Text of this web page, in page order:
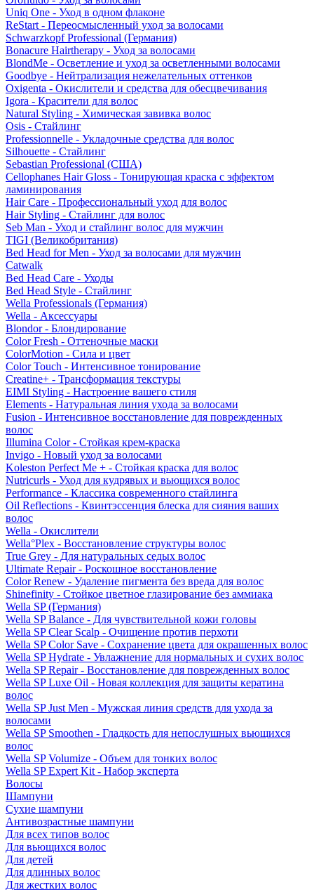
Uniq One - Уход в одном флаконе
ReStart - Переосмысленный уход за волосами
Schwarzkopf Professional (Германия)
Bonacure Hairtherapy - Уход за волосами
BlondMe - Осветление и уход за осветленными волосами
Goodbye - Нейтрализация нежелательных оттенков
Oxigenta - Окислители и средства для обесцвечивания
Igora - Красители для волос
Natural Styling - Химическая завивка волос
Osis - Стайлинг
Professionnelle - Укладочные средства для волос
Silhouette - Стайлинг
Sebastian Professional (США)
Cellophanes Hair Gloss - Тонирующая краска с эффектом
ламинирования
Hair Care - Профессиональный уход для волос
Hair Styling - Стайлинг для волос
Seb Man - Уход и стайлинг волос для мужчин
TIGI (Великобритания)
Bed Head for Men - Уход за волосами для мужчин
Catwalk
Bed Head Care - Уходы
Bed Head Style - Стайлинг
Wella Professionals (Германия)
Wella - Аксессуары
Blondor - Блондирование
Color Fresh - Оттеночные маски
ColorMotion - Сила и цвет
Color Touch - Интенсивное тонирование
Creatine+ - Трансформация текстуры
EIMI Styling - Настроение вашего стиля
Elements - Натуральная линия ухода за волосами
Fusion - Интенсивное восстановление для поврежденных
волос
Illumina Color - Стойкая крем-краска
Invigo - Новый уход за волосами
Koleston Perfect Me + - Стойкая краска для волос
Nutricurls - Уход для кудрявых и вьющихся волос
Performance - Классика современного стайлинга
Oil Reflections - Квинтэссенция блеска для сияния ваших
волос
Wella - Окислители
Wella°Plex - Восстановление структуры волос
True Grey - Для натуральных седых волос
Ultimate Repair - Роскошное восстановление
Color Renew - Удаление пигмента без вреда для волос
Shinefinity - Стойкое цветное глазирование без аммиака
Wella SP (Германия)
Wella SP Balance - Для чувствительной кожи головы
Wella SP Clear Scalp - Очищение против перхоти
Wella SP Color Save - Сохранение цвета для окрашенных волос
Wella SP Hydrate - Увлажнение для нормальных и сухих волос
Wella SP Repair - Восстановление для поврежденных волос
Wella SP Luxe Oil - Новая коллекция для защиты кератина
волос
Wella SP Just Men - Мужская линия средств для ухода за
волосами
Wella SP Smoothen - Гладкость для непослушных вьющихся
волос
Wella SP Volumize - Объем для тонких волос
Wella SP Expert Kit - Набор эксперта
Волосы
Шампуни
Сухие шампуни
Антивозрастные шампуни
Для всех типов волос
Для вьющихся волос
Для детей
Для длинных волос
Для жестких волос